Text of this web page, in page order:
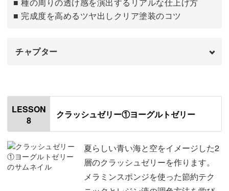
■ 完成度を高めるツヤ出しクリア塗装のコツ
チャプター
すいかの皮と実に模様を描く
クリア塗料を塗る
おわりに 16:31
LESSON
8
クラッシュゼリー①ヨーグルトゼリー
夏らしい青い海と空をイメージした2
層のクラッシュゼリーを作ります。
メラミンスポンジを使った節約テク